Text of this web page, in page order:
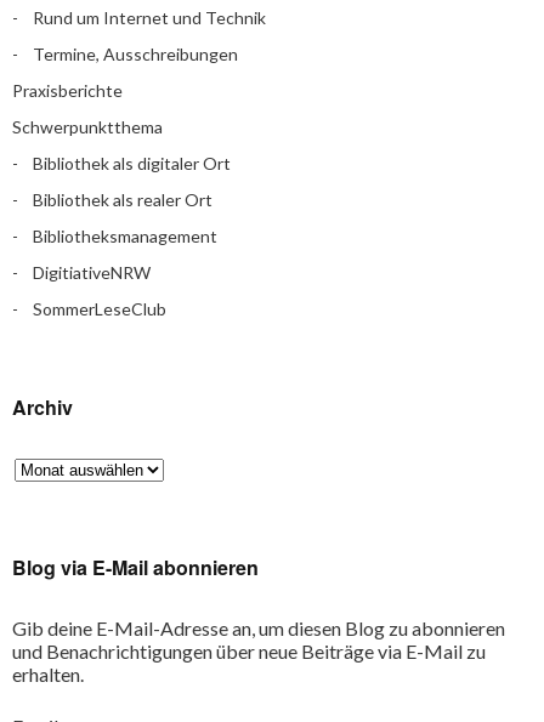
Rund um Internet und Technik
Termine, Ausschreibungen
Praxisberichte
Schwerpunktthema
Bibliothek als digitaler Ort
Bibliothek als realer Ort
Bibliotheksmanagement
DigitiativeNRW
SommerLeseClub
Archiv
Blog via E-Mail abonnieren
Gib deine E-Mail-Adresse an, um diesen Blog zu abonnieren
und Benachrichtigungen über neue Beiträge via E-Mail zu
erhalten.